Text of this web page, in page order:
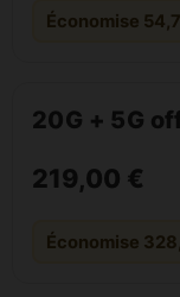
Économise
20G + 5G
219,00 €
Économise